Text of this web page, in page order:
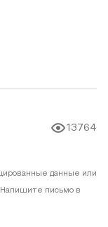
13764
данные или
письмо в